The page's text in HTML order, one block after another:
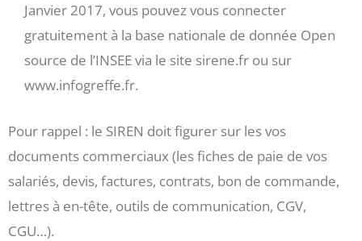
Janvier 2017, vous pouvez vous connecter
gratuitement à la base nationale de donnée Open
source de l’INSEE via le site sirene.fr ou sur
www.infogreffe.fr.
Pour rappel : le SIREN doit figurer sur les vos
documents commerciaux (les fiches de paie de vos
salariés, devis, factures, contrats, bon de commande,
lettres à en-tête, outils de communication, CGV,
CGU…).